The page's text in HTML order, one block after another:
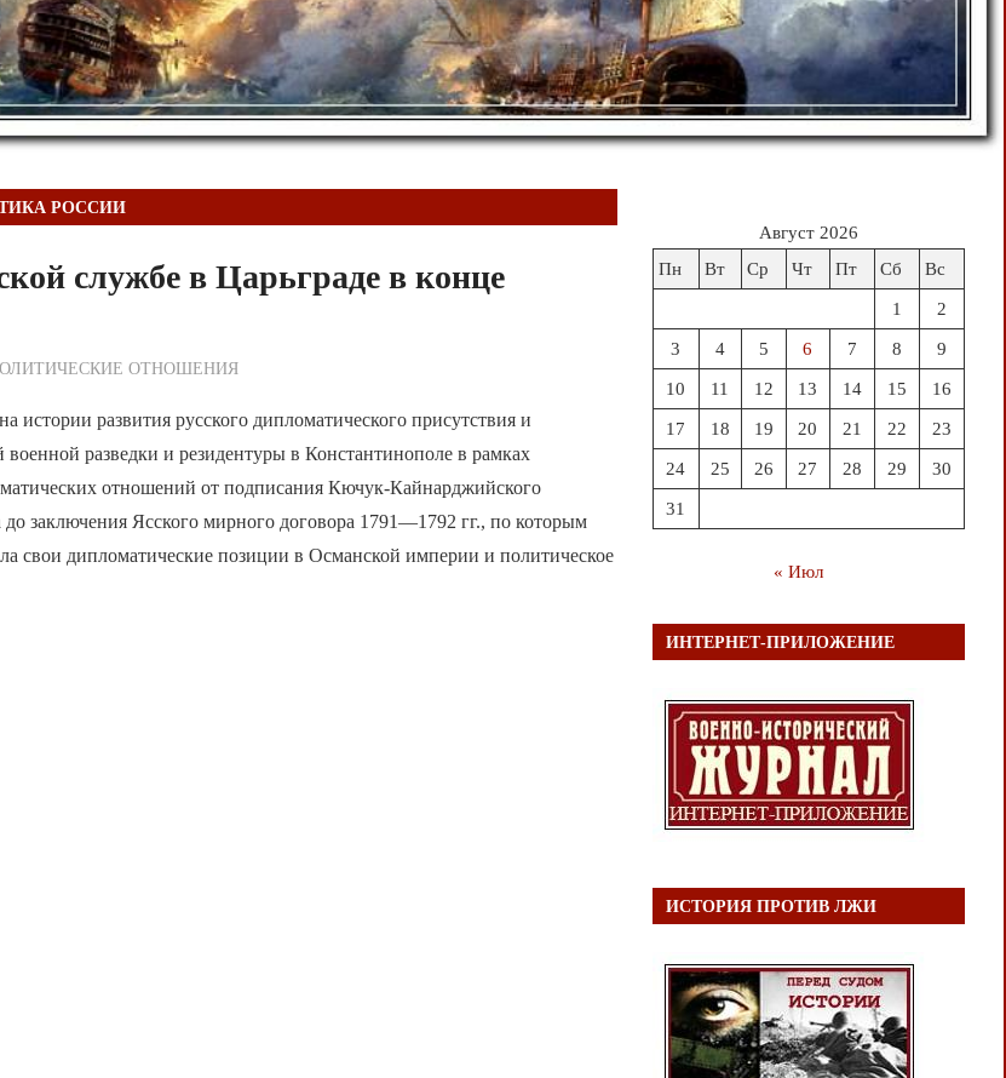
РОССИИ
службе в Царьграде в конце
Редакции ОТНОШЕНИЯ
истории развития русского дипломатического присутствия и
разведки и резидентуры в Константинополе в рамках
отношений от подписания Кючук-Кайнарджийского
до заключения Ясского мирного договора 1791—1792 гг., по которым
свои дипломатические позиции в Османской империи и политическое
Август 2026
Пн
Вт Ср Чт Пт Сб Вс
1 2
3 4 5 6 7 8 9
10 11 12 13 14 15 16
17 18 19 20 21 22 23
24 25 26 27 28 29 30
31
« Июл
ИНТЕРНЕТ-ПРИЛОЖЕНИЕ
ИСТОРИЯ ПРОТИВ ЛЖИ